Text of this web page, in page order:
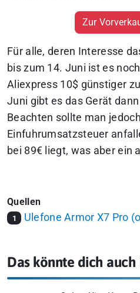
Zur
Für alle, deren Interesse
bis zum 14. Juni ist es
Aliexpress 10$ günstiger
Juni gibt es das Gerät
Beachten sollte man
Einfuhrumsatzsteuer
bei 89€ liegt, was aber ein
Quellen
1 Ulefone Armor X7 Pro
Das könnte dich